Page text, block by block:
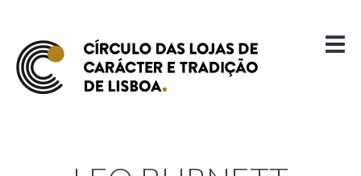
CRITÉRIOS
LOJAS-MEMBROS